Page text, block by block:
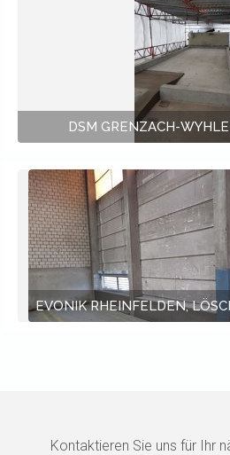
DSM GRENZACH-
EVONIK RHEINFELDEN,
Kontaktieren Sie uns für Ihr